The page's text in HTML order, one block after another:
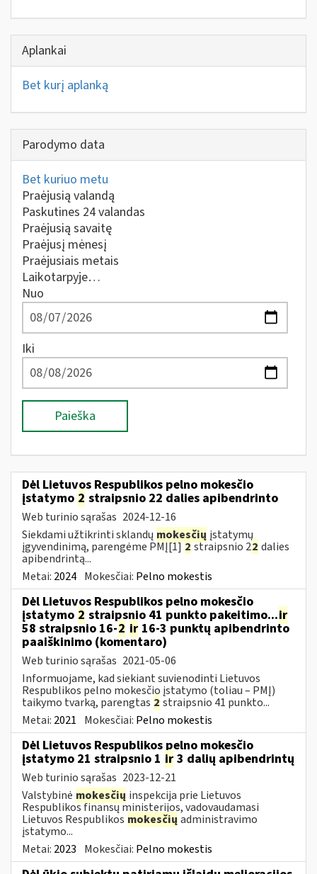
Aplankai
Bet kurį aplanką
Parodymo data
Bet kuriuo metu
Praėjusią valandą
Paskutines 24 valandas
Praėjusią savaitę
Praėjusį mėnesį
Praėjusiais metais
Laikotarpyje…
Nuo
Iki
Paieška
Dėl Lietuvos Respublikos pelno mokesčio
įstatymo 2 straipsnio 22 dalies apibendrinto
Web turinio sąrašas 2024-12-16
Siekdami užtikrinti sklandų mokesčių įstatymų
įgyvendinimą, parengėme PMĮ[1]2straipsnio 22 dalies
apibendrintą...
Metai: 2024 Mokesčiai: Pelno mokestis
Dėl Lietuvos Respublikos pelno mokesčio
įstatymo 2 straipsnio 41 punkto pakeitimo...ir
58 straipsnio 16-2 ir 16-3 punktų apibendrinto
paaiškinimo (komentaro)
Web turinio sąrašas 2021-05-06
Informuojame, kad siekiant suvienodinti Lietuvos
Respublikos pelno mokesčio įstatymo (toliau – PMĮ)
taikymo tvarką, parengtas 2 straipsnio 41 punkto...
Metai: 2021 Mokesčiai: Pelno mokestis
Dėl Lietuvos Respublikos pelno mokesčio
įstatymo 21 straipsnio 1 ir 3 dalių apibendrintų
Web turinio sąrašas 2023-12-21
Valstybinė mokesčių inspekcija prie Lietuvos
Respublikos finansų ministerijos, vadovaudamasi
Lietuvos Respublikos mokesčių administravimo
įstatymo...
Metai: 2023 Mokesčiai: Pelno mokestis